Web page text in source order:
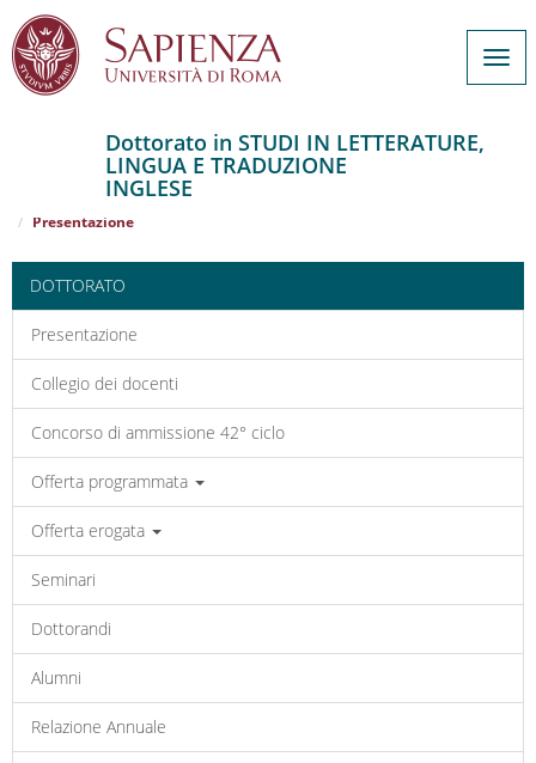
contenuto
Dottorato in STUDI IN LETTERATURE,
LINGUA E TRADUZIONE
INGLESE
STUDI IN LETTERATURE, LINGUA E TRADUZIONE INGLESE
Presentazione
DOTTORATO
Presentazione
Collegio dei docenti
Concorso di ammissione 42° ciclo
Offerta programmata
Offerta erogata
Seminari
Dottorandi
Alumni
Relazione Annuale